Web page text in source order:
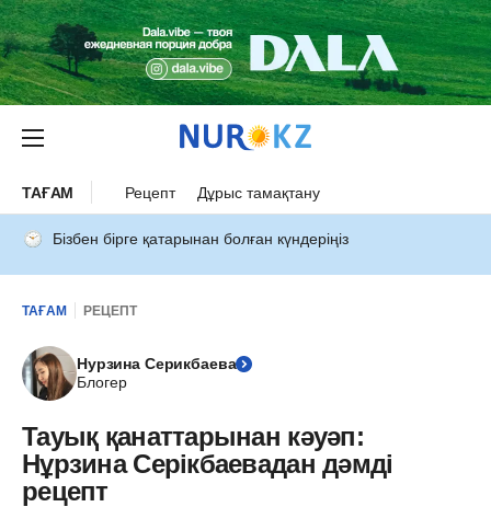
ТАҒАМ Рецепт Дұрыс тамақтану
Бізбен бірге қатарынан болған күндеріңіз
ТАҒАМ РЕЦЕПТ
Нурзина Серикбаева
Блогер
Тауық қанаттарынан кәуәп:
Нұрзина Серікбаевадан дәмді
рецепт